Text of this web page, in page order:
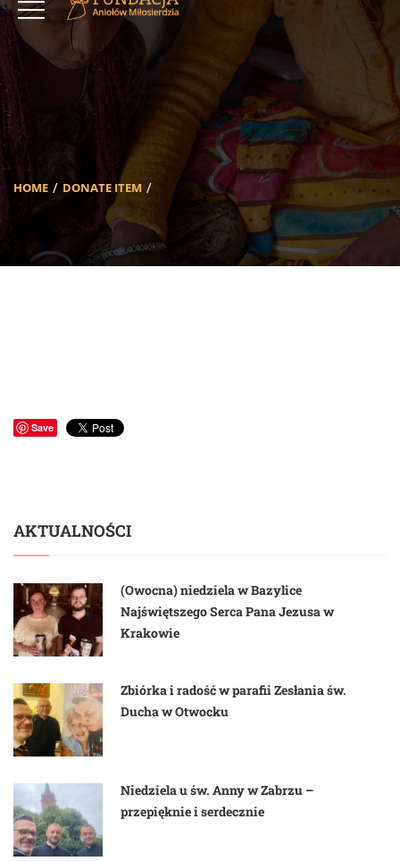
HOME DONATE ITEM
Save
AKTUALNOŚCI
(Owocna) niedziela w Bazylice
Najświętszego Serca Pana Jezusa w
Krakowie
Zbiórka i radość w parafii Zesłania św.
Ducha w Otwocku
Niedziela u św. Anny w Zabrzu –
przepięknie i serdecznie